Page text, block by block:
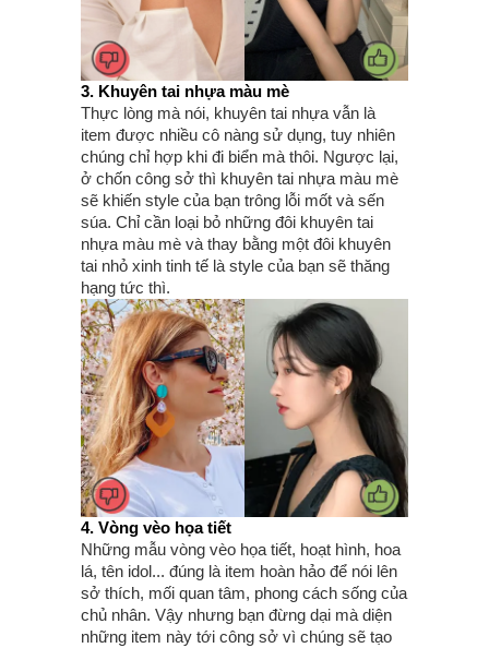
3. Khuyên tai nhựa màu mè
Thực lòng mà nói, khuyên tai nhựa vẫn là
item được nhiều cô nàng sử dụng, tuy nhiên
chúng chỉ hợp khi đi biển mà thôi. Ngược lại,
ở chốn công sở thì khuyên tai nhựa màu mè
sẽ khiến style của bạn trông lỗi mốt và sến
súa. Chỉ cần loại bỏ những đôi khuyên tai
nhựa màu mè và thay bằng một đôi khuyên
tai nhỏ xinh tinh tế là style của bạn sẽ thăng
hạng tức thì.
4. Vòng vèo họa tiết
Những mẫu vòng vèo họa tiết, hoạt hình, hoa
lá, tên idol... đúng là item hoàn hảo để nói lên
sở thích, mối quan tâm, phong cách sống của
chủ nhân. Vậy nhưng bạn đừng dại mà diện
những item này tới công sở vì chúng sẽ tạo